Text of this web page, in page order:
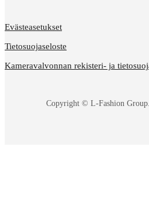
Copyright © L-Fashion
Evästeasetukset
Tietosuojaseloste
Kameravalvonnan rekisteri- ja